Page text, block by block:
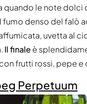
quando le note dolci
fumo denso del falò
uvetta al
Il finale è
frutti rossi, pepe e
Perpetuum